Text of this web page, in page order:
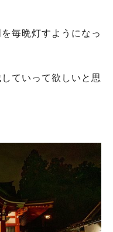
毎晩灯すようになっ
ていって欲しいと思